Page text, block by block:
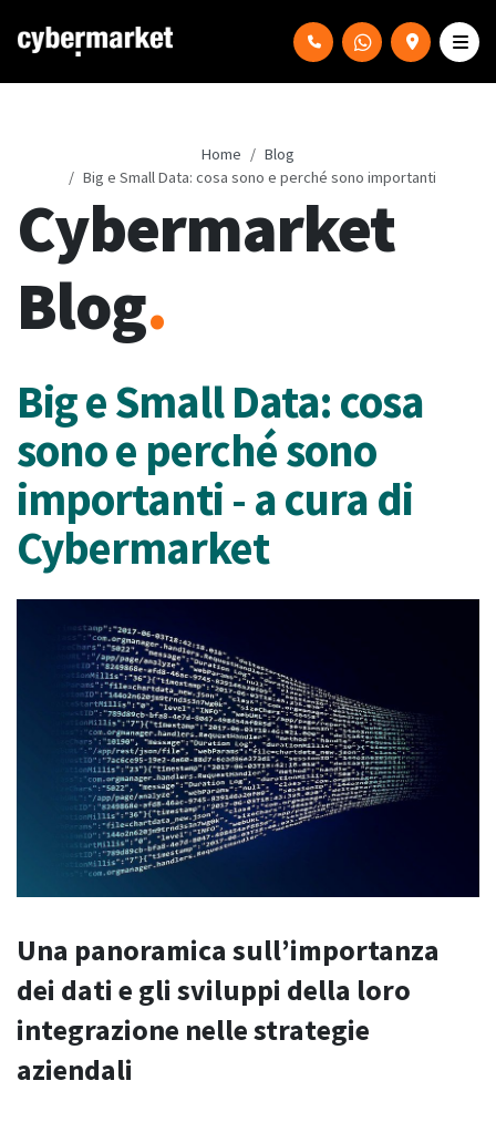
Home
Blog
Big e Small Data: cosa sono e perché sono importanti
Cybermarket
Blog.
Big e Small Data: cosa
sono e perché sono
importanti - a cura di
Cybermarket
Una panoramica sull’importanza
dei dati e gli sviluppi della loro
integrazione nelle strategie
aziendali